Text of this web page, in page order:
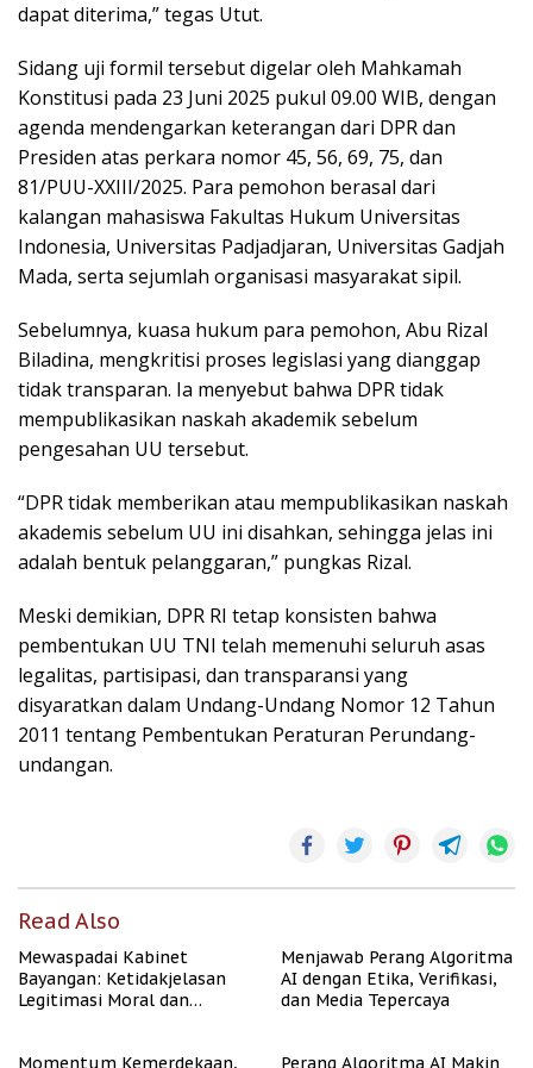
dapat diterima,” tegas Utut.
Sidang uji formil tersebut digelar oleh Mahkamah
Konstitusi pada 23 Juni 2025 pukul 09.00 WIB, dengan
agenda mendengarkan keterangan dari DPR dan
Presiden atas perkara nomor 45, 56, 69, 75, dan
81/PUU-XXIII/2025. Para pemohon berasal dari
kalangan mahasiswa Fakultas Hukum Universitas
Indonesia, Universitas Padjadjaran, Universitas Gadjah
Mada, serta sejumlah organisasi masyarakat sipil.
Sebelumnya, kuasa hukum para pemohon, Abu Rizal
Biladina, mengkritisi proses legislasi yang dianggap
tidak transparan. Ia menyebut bahwa DPR tidak
mempublikasikan naskah akademik sebelum
pengesahan UU tersebut.
“DPR tidak memberikan atau mempublikasikan naskah
akademis sebelum UU ini disahkan, sehingga jelas ini
adalah bentuk pelanggaran,” pungkas Rizal.
Meski demikian, DPR RI tetap konsisten bahwa
pembentukan UU TNI telah memenuhi seluruh asas
legalitas, partisipasi, dan transparansi yang
disyaratkan dalam Undang-Undang Nomor 12 Tahun
2011 tentang Pembentukan Peraturan Perundang-
undangan.
Read Also
Mewaspadai Kabinet
Bayangan: Ketidakjelasan
Legitimasi Moral dan
Menjawab Perang Algoritma
AI dengan Etika, Verifikasi,
dan Media Tepercaya
Momentum Kemerdekaan, Perang Algoritma AI Makin